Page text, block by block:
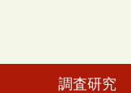
調査研究